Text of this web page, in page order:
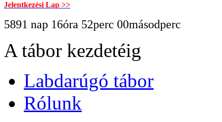
Jelentkezési Lap >>
5891 nap 16óra 52perc 00másodperc
A tábor kezdetéig
Labdarúgó tábor
Rólunk